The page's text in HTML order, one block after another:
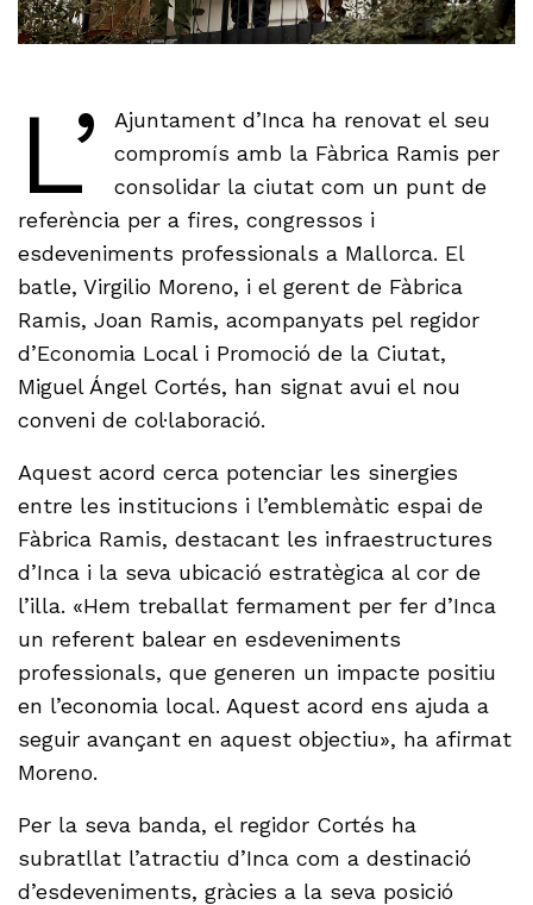
L’
Ajuntament d’Inca ha renovat el seu
compromís amb la Fàbrica Ramis per
consolidar la ciutat com un punt de
referència per a fires, congressos i
esdeveniments professionals a Mallorca. El
batle, Virgilio Moreno, i el gerent de Fàbrica
Ramis, Joan Ramis, acompanyats pel regidor
d’Economia Local i Promoció de la Ciutat,
Miguel Ángel Cortés, han signat avui el nou
conveni de col·laboració.
Aquest acord cerca potenciar les sinergies
entre les institucions i l’emblemàtic espai de
Fàbrica Ramis, destacant les infraestructures
d’Inca i la seva ubicació estratègica al cor de
l’illa. «Hem treballat fermament per fer d’Inca
un referent balear en esdeveniments
professionals, que generen un impacte positiu
en l’economia local. Aquest acord ens ajuda a
seguir avançant en aquest objectiu», ha afirmat
Moreno.
Per la seva banda, el regidor Cortés ha
subratllat l’atractiu d’Inca com a destinació
d’esdeveniments, gràcies a la seva posició